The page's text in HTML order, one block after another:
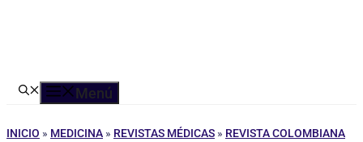
Menú
INICIO » MEDICINA » REVISTAS MÉDICAS » REVISTA COLOMBIANA